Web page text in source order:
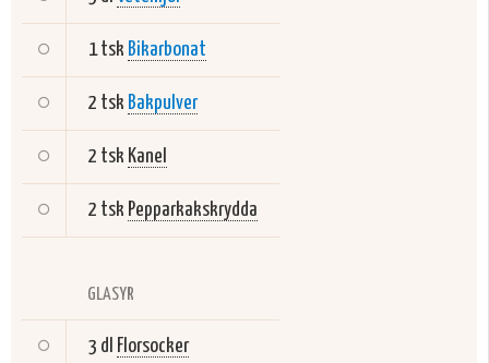
1 tsk Bikarbonat
2 tsk Bakpulver
2 tsk Kanel
2 tsk Pepparkakskrydda
GLASYR
3 dl Florsocker